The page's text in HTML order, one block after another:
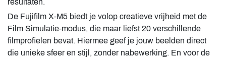
resultaten.
De Fujifilm X-M5 biedt je volop creatieve vrijheid met de
Film Simulatie-modus, die maar liefst 20 verschillende
filmprofielen bevat. Hiermee geef je jouw beelden direct
die unieke sfeer en stijl, zonder nabewerking. En voor de